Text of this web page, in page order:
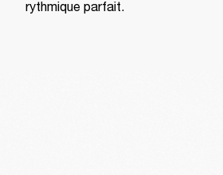
rythmique parfait.